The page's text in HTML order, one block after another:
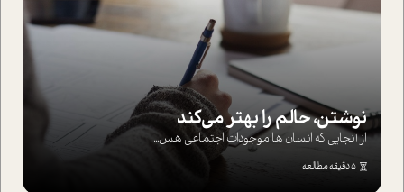
نوشتن، حالم را بهتر می‌کند
از آنجایی که انسان ها موجودات اجتماعی هس...
5 دقیقه مطالعه